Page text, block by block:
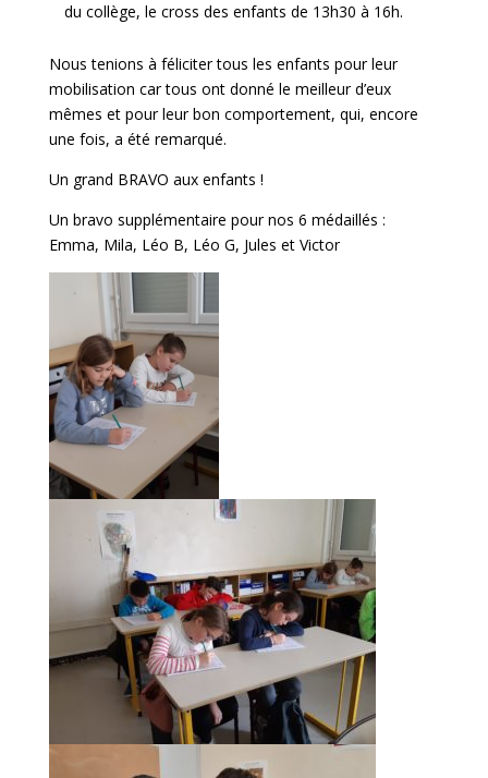
du collège, le cross des enfants de 13h30 à 16h.
Nous tenions à féliciter tous les enfants pour leur
mobilisation car tous ont donné le meilleur d’eux
mêmes et pour leur bon comportement, qui, encore
une fois, a été remarqué.
Un grand BRAVO aux enfants !
Un bravo supplémentaire pour nos 6 médaillés :
Emma, Mila, Léo B, Léo G, Jules et Victor